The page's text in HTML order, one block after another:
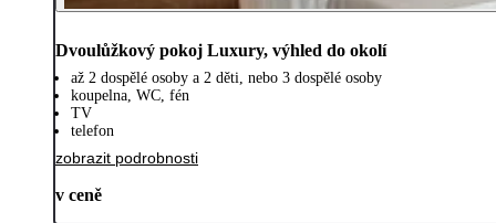
Dvoulůžkový pokoj Luxury, výhled do okolí
až 2 dospělé osoby a 2 děti, nebo 3 dospělé osoby
koupelna, WC, fén
TV
telefon
zobrazit podrobnosti
v ceně